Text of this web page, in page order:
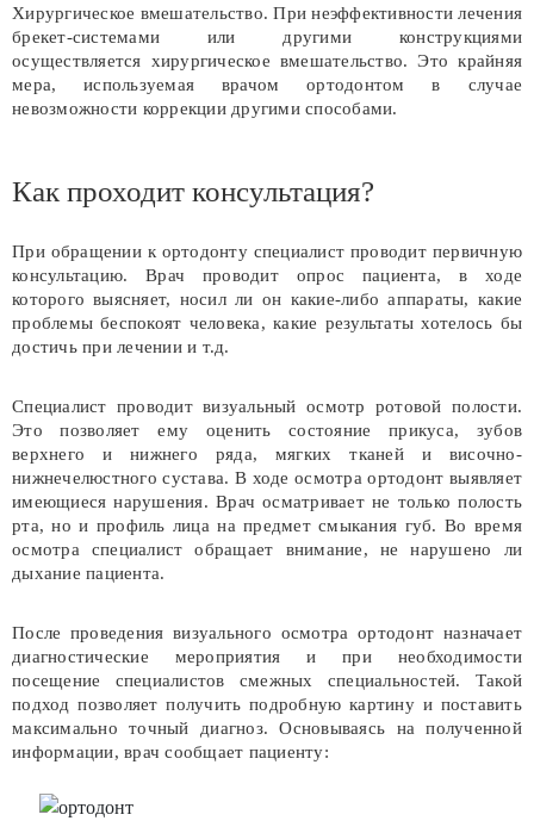
Хирургическое вмешательство. При неэффективности лечения
брекет-системами или другими конструкциями
осуществляется хирургическое вмешательство. Это крайняя
мера, используемая врачом ортодонтом в случае
невозможности коррекции другими способами.
Как проходит консультация?
При обращении к ортодонту специалист проводит первичную
консультацию. Врач проводит опрос пациента, в ходе
которого выясняет, носил ли он какие-либо аппараты, какие
проблемы беспокоят человека, какие результаты хотелось бы
достичь при лечении и т.д.
Специалист проводит визуальный осмотр ротовой полости.
Это позволяет ему оценить состояние прикуса, зубов
верхнего и нижнего ряда, мягких тканей и височно-
нижнечелюстного сустава. В ходе осмотра ортодонт выявляет
имеющиеся нарушения. Врач осматривает не только полость
рта, но и профиль лица на предмет смыкания губ. Во время
осмотра специалист обращает внимание, не нарушено ли
дыхание пациента.
После проведения визуального осмотра ортодонт назначает
диагностические мероприятия и при необходимости
посещение специалистов смежных специальностей. Такой
подход позволяет получить подробную картину и поставить
максимально точный диагноз. Основываясь на полученной
информации, врач сообщает пациенту: